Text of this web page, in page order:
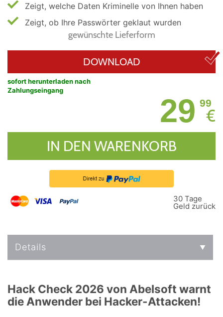
Zeigt, welche Daten Kriminelle von Ihnen haben
Zeigt, ob Ihre Passwörter geklaut wurden
gewünschte Lieferform
DOWNLOAD
sofort herunterladen nach
Zahlungseingang
29 99
€
IN DEN WARENKORB
30 Tage
Geld zurück
Details
Hack Check 2026 von Abelsoft warnt
die Anwender bei Hacker-Attacken!